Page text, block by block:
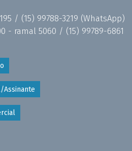
/ (15) 99788-3219 (WhatsApp)
- ramal 5060 / (15) 99789-6861
Assinante